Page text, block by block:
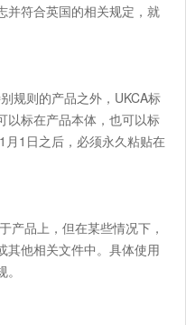
并符合英国的相关规定，就
规则的产品之外，UKCA标
以标在产品本体，也可以标
1日之后，必须永久粘贴在
产品上，但在某些情况下，
其他相关文件中。具体使用